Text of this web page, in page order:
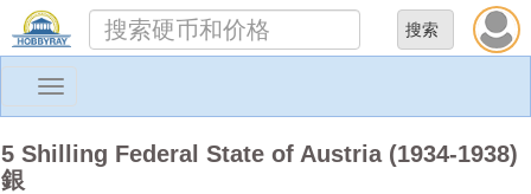
Toggle
5 Shilling Federal State of Austria (1934-1938)
銀